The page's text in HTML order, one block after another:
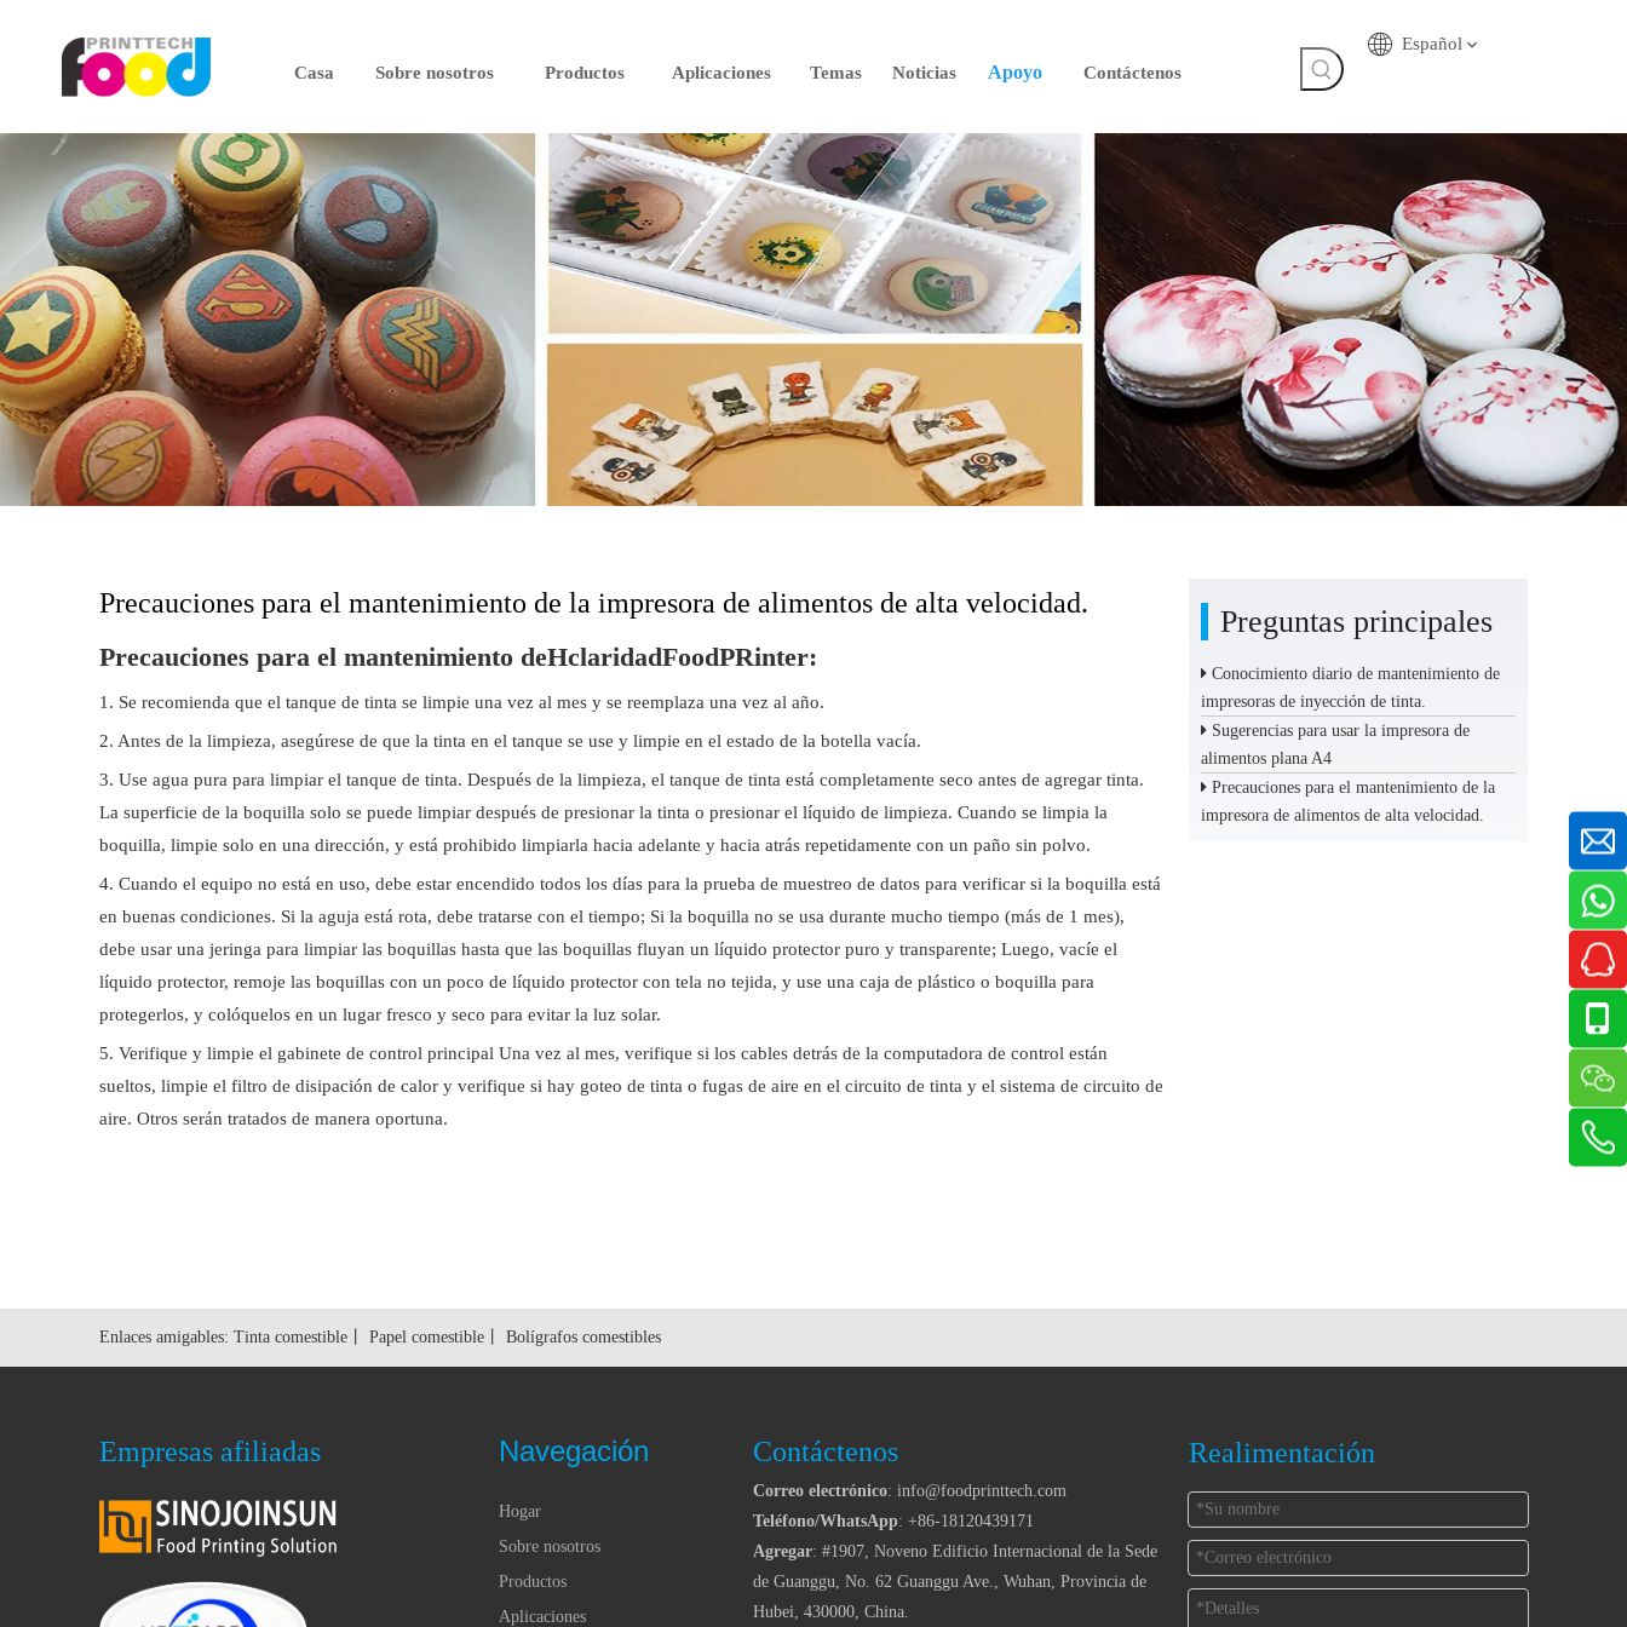
Casa Sobre nosotros Productos Aplicaciones Temas Noticias Apoyo Contáctenos
Español
Precauciones para el mantenimiento de la impresora de alimentos de alta velocidad.
Precauciones para el mantenimiento deHclaridadFoodPRinter:
1. Se recomienda que el tanque de tinta se limpie una vez al mes y se reemplaza una vez al año.
2. Antes de la limpieza, asegúrese de que la tinta en el tanque se use y limpie en el estado de la botella vacía.
3. Use agua pura para limpiar el tanque de tinta. Después de la limpieza, el tanque de tinta está completamente seco antes de agregar tinta.
La superficie de la boquilla solo se puede limpiar después de presionar la tinta o presionar el líquido de limpieza. Cuando se limpia la
boquilla, limpie solo en una dirección, y está prohibido limpiarla hacia adelante y hacia atrás repetidamente con un paño sin polvo.
4. Cuando el equipo no está en uso, debe estar encendido todos los días para la prueba de muestreo de datos para verificar si la boquilla está
en buenas condiciones. Si la aguja está rota, debe tratarse con el tiempo; Si la boquilla no se usa durante mucho tiempo (más de 1 mes),
debe usar una jeringa para limpiar las boquillas hasta que las boquillas fluyan un líquido protector puro y transparente; Luego, vacíe el
líquido protector, remoje las boquillas con un poco de líquido protector con tela no tejida, y use una caja de plástico o boquilla para
protegerlos, y colóquelos en un lugar fresco y seco para evitar la luz solar.
5. Verifique y limpie el gabinete de control principal Una vez al mes, verifique si los cables detrás de la computadora de control están
sueltos, limpie el filtro de disipación de calor y verifique si hay goteo de tinta o fugas de aire en el circuito de tinta y el sistema de circuito de
aire. Otros serán tratados de manera oportuna.
Preguntas principales
Conocimiento diario de mantenimiento de
impresoras de inyección de tinta.
Sugerencias para usar la impresora de
alimentos plana A4
Precauciones para el mantenimiento de la
impresora de alimentos de alta velocidad.
Enlaces amigables: Tinta comestible Papel comestible Bolígrafos comestibles
Empresas afiliadas Navegación
Hogar
Sobre nosotros
Productos
Aplicaciones
Contáctenos
Correo electrónico: info@foodprinttech.com
Teléfono/WhatsApp: +86-18120439171
Agregar: #1907, Noveno Edificio Internacional de la Sede
de Guanggu, No. 62 Guanggu Ave., Wuhan, Provincia de
Hubei, 430000, China.
Realimentación